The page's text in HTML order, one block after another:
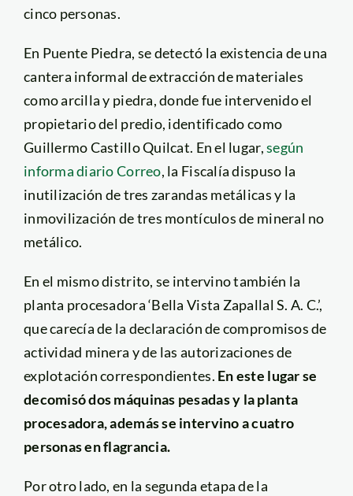
cinco personas.
En Puente Piedra, se detectó la existencia de una
cantera informal de extracción de materiales
como arcilla y piedra, donde fue intervenido el
propietario del predio, identificado como
Guillermo Castillo Quilcat. En el lugar,según
informa diario Correo, la Fiscalía dispuso la
inutilización de tres zarandas metálicas y la
inmovilización de tres montículos de mineral no
metálico.
En el mismo distrito, se intervino también la
planta procesadora ‘Bella Vista Zapallal S. A. C.’,
que carecía de la declaración de compromisos de
actividad minera y de las autorizaciones de
explotación correspondientes. En este lugar se
decomisó dos máquinas pesadas y la planta
procesadora, además se intervino a cuatro
personas en flagrancia.
Por otro lado, en la segunda etapa de la